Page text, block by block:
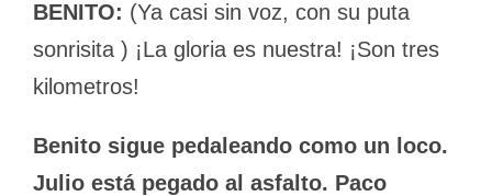
BENITO: (Ya casi sin voz, con su puta
sonrisita ) ¡La gloria es nuestra! ¡Son tres
kilometros!
Benito sigue pedaleando como un loco.
Julio está pegado al asfalto. Paco